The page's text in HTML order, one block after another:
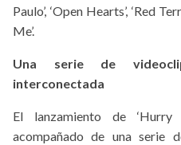
Paulo’, ‘Open Hearts’, ‘Red
Me’.
Una serie de
interconectada
El lanzamiento de
acompañado de una serie